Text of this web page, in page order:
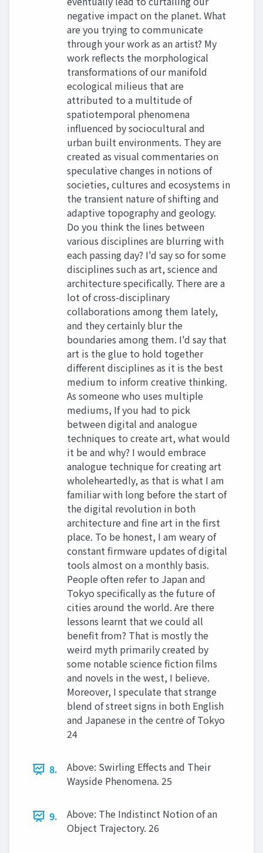
negative impact on the planet. What
are you trying to communicate
through your work as an artist? My
work reflects the morphological
transformations of our manifold
ecological milieus that are
attributed to a multitude of
spatiotemporal phenomena
influenced by sociocultural and
urban built environments. They are
created as visual commentaries on
speculative changes in notions of
societies, cultures and ecosystems in
the transient nature of shifting and
adaptive topography and geology.
Do you think the lines between
various disciplines are blurring with
each passing day? I'd say so for some
disciplines such as art, science and
architecture specifically. There are a
lot of cross-disciplinary
collaborations among them lately,
and they certainly blur the
boundaries among them. I'd say that
art is the glue to hold together
different disciplines as it is the best
medium to inform creative thinking.
As someone who uses multiple
mediums, If you had to pick
between digital and analogue
techniques to create art, what would
it be and why? I would embrace
analogue technique for creating art
wholeheartedly, as that is what I am
familiar with long before the start of
the digital revolution in both
architecture and fine art in the first
place. To be honest, I am weary of
constant firmware updates of digital
tools almost on a monthly basis.
People often refer to Japan and
Tokyo specifically as the future of
cities around the world. Are there
lessons learnt that we could all
benefit from? That is mostly the
weird myth primarily created by
some notable science fiction films
and novels in the west, I believe.
Moreover, I speculate that strange
blend of street signs in both English
and Japanese in the centre of Tokyo
24
8.
Above: Swirling Effects and Their
Wayside Phenomena. 25
9.
Above: The Indistinct Notion of an
Object Trajectory. 26